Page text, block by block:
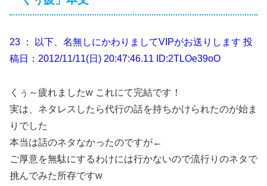
23 ： 以下、名無しにかわりましてVIPがお送りします 投
稿日：2012/11/11(日) 20:47:46.11 ID:2TLOe39oO
くぅ～疲れましたw これにて完結です！
実は、ネタレスしたら代行の話を持ちかけられたのが始ま
りでした
本当は話のネタなかったのですが←
ご厚意を無駄にするわけには行かないので流行りのネタで
挑んでみた所存ですw